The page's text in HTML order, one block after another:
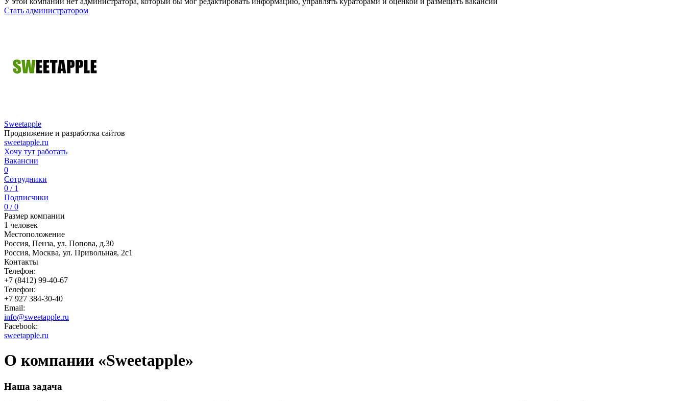
Стать администратором
Sweetapple
Продвижение и разработка сайтов
sweetapple.ru
Хочу тут работать
Вакансии
0
Сотрудники
0 / 1
Подписчики
0 / 0
Размер компании
1 человек
Местоположение
Россия, Пенза, ул. Попова, д.30
Россия, Москва, ул. Привольная, 2с1
Контакты
Телефон:
+7 (8412) 99-40-67
Телефон:
+7 927 384-30-40
Email:
info@sweetapple.ru
Facebook:
sweetapple.ru
О компании «Sweetapple»
Наша задача